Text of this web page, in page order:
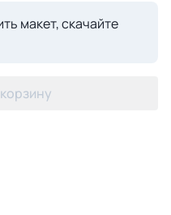
макет, скачайте